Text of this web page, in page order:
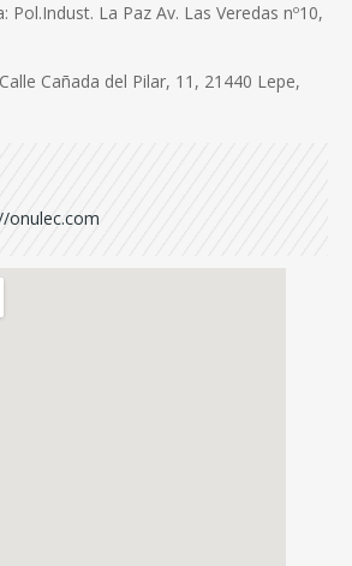
Pol.Indust. La Paz Av. Las Veredas nº10,
Cañada del Pilar, 11, 21440 Lepe,